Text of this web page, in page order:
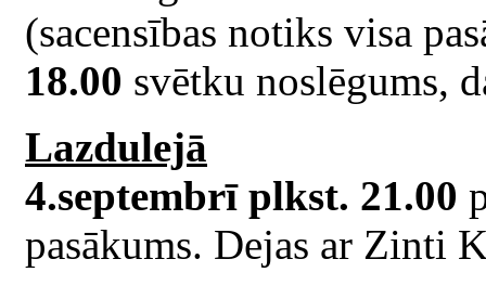
(sacensības notiks visa
18.00 svētku noslēgums,
Lazdulejā
4.septembrī plkst. 21.00
pasākums. Dejas ar Zinti